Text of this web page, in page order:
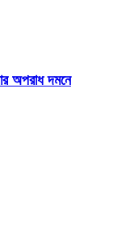
অপরাধ দমনে